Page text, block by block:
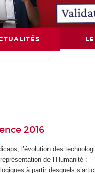
2016
l’évolution des
de l’Humanité :
à partir desquels